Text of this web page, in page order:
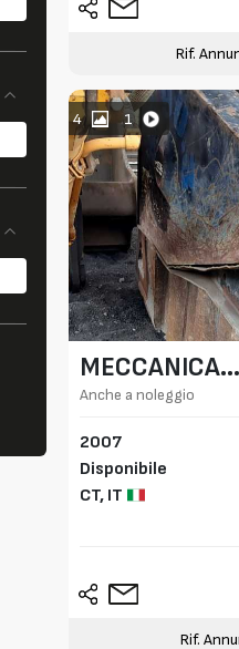
Rif.
4 1
MECCANICA
BREGANZESE
Anche a noleggio
2007
Disponibile
CT,IT
Rif.